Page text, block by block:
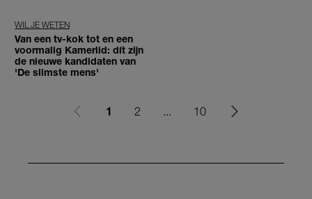
WIL JE WETEN
Van een tv-kok tot en een
voormalig Kamerlid: dít zijn
de nieuwe kandidaten van
'De slimste mens'
1 2 ... 10